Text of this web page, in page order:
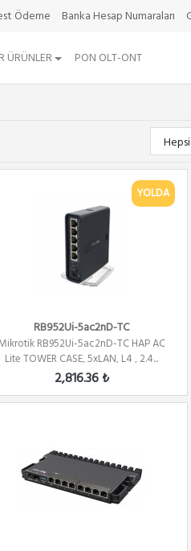
Ödeme Banka Hesap Numaraları
ÜRÜNLER PON OLT-ONT
YOLDA
RB952Ui-5ac2nD-TC
RB952Ui-5ac2nD-TC HAP AC
Lite TOWER CASE, 5xLAN, L4 , 2.4...
2,816.36 ₺